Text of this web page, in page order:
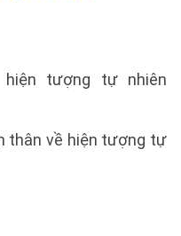
tượng tự nhiên
thân về hiện tượng tự